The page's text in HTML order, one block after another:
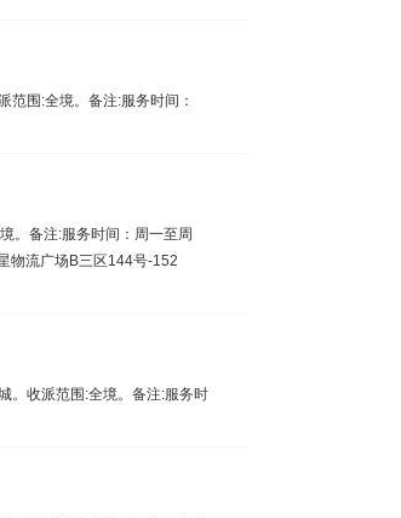
范围:全境。备注:服务时间：
。备注:服务时间：周一至周
物流广场B三区144号-152
。收派范围:全境。备注:服务时